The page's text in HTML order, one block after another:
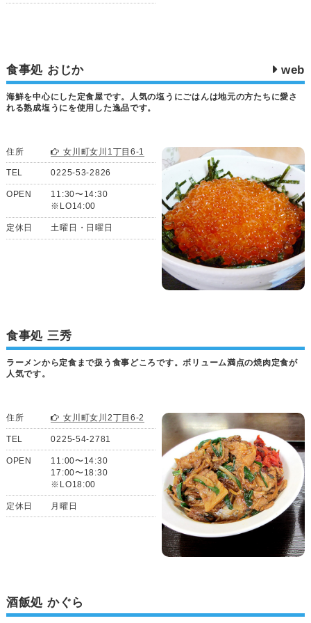
食事処 おじか web
海鮮を中心にした定食屋です。人気の塩うにごはんは地元の方たちに愛さ
れる熟成塩うにを使用した逸品です。
住所 女川町女川1丁目6-1
TEL 0225-53-2826
OPEN
11:30〜14:30
※LO14:00
定休日 土曜日・日曜日
食事処 三秀
ラーメンから定食まで扱う食事どころです。ボリューム満点の焼肉定食が
人気です。
住所 女川町女川2丁目6-2
TEL 0225-54-2781
OPEN
11:00〜14:30
17:00〜18:30
※LO18:00
定休日 月曜日
酒飯処 かぐら